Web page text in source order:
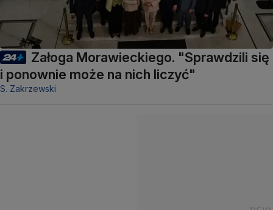
Załoga Morawieckiego. "Sprawdzili się
i ponownie może na nich liczyć"
S. Zakrzewski